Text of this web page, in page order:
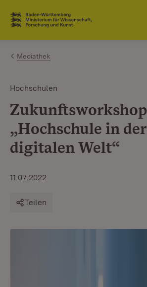
Zum Inhalt springen
Link zur Startseite
Mediathek
Hochschulen
Zukunftsworkshop
„Hochschule in der
digitalen Welt“
11.07.2022
Teilen